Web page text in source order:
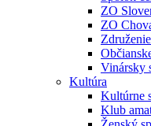
ZO
ZO
Vinársky
Kultúra
Kultúrne
Klub